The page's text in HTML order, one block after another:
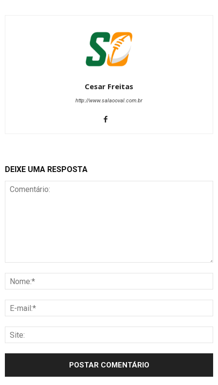
Cesar Freitas
http://www.salaooval.com.br
DEIXE UMA RESPOSTA